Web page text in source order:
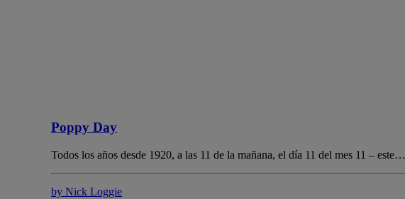
Poppy Day
Todos los años desde 1920, a las 11 de la mañana, el día 11 del mes 11 – este…
by Nick Loggie